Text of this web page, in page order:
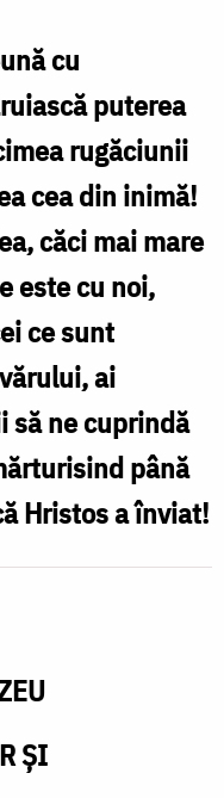
cu
puterea
rugăciunii
cea din inimă!
căci mai mare
este cu noi,
ce sunt
ai
să ne cuprindă
până
Hristos a înviat!
ŞI